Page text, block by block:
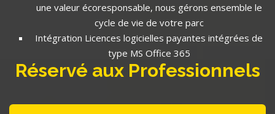
une valeur écoresponsable, nous gérons ensemble le
cycle de vie de votre parc
Intégration Licences logicielles payantes intégrées de
type MS Office 365
Réservé aux Professionnels